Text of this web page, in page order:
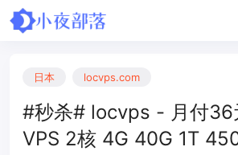
日本 locvps.com
#秒杀# locvps - 月付36
VPS 2核 4G 40G 1T